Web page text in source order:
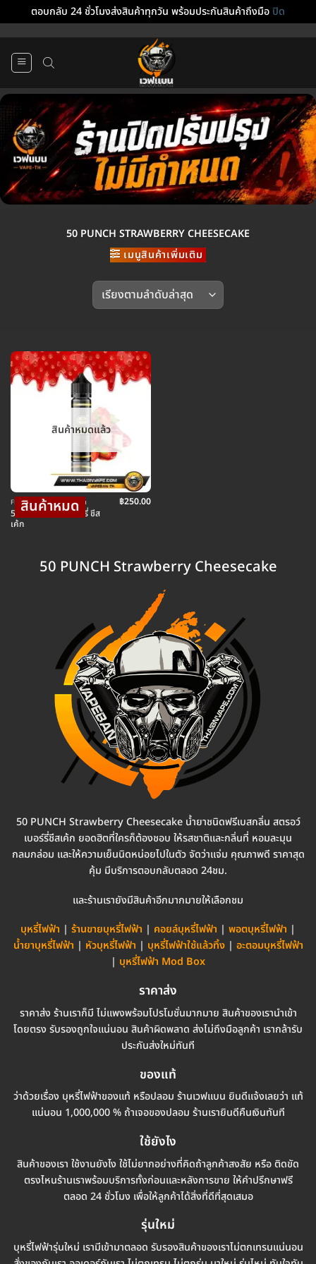
ตอบกลับ 24 ชั่วโมงส่งสินค้าทุกวัน พร้อมประกันสินค้าถึงมือปิด
50 PUNCH STRAWBERRY CHEESECAKE
เมนูสินค้าเพิ่มเติม
สินค้าหมดแล้ว
FREEBASE น้ำยาบุหรี่ไฟฟ้า
50 PUNCH สตอเบอรี่ ชีส
เค้ก
฿250.00
50 PUNCH Strawberry Cheesecake
50 PUNCH Strawberry Cheesecake น้ำยาชนิดฟรีเบสกลิ่น สตรอว์
เบอร์รี่ชีสเค้ก ยอดฮิตที่ใครก็ต้องชอบ ให้รสชาติและกลิ่นที่ หอมละมุน
กลมกล่อม และให้ความเย็นนิดหน่อยไปในตัว จัดว่าแจ่ม คุณภาพดี ราคาสุด
คุ้ม มีบริการตอบกลับตลอด 24ชม.
และร้านเรายังมีสินค้าอีกมากมายให้เลือกชม
บุหรี่ไฟฟ้า | ร้านขายบุหรี่ไฟฟ้า | คอยล์บุหรี่ไฟฟ้า | พอตบุหรี่ไฟฟ้า |
น้ำยาบุหรี่ไฟฟ้า | หัวบุหรี่ไฟฟ้า | บุหรี่ไฟฟ้าใช้แล้วทิ้ง| อะตอมบุหรี่ไฟฟ้า
| บุหรี่ไฟฟ้า Mod Box
ราคาส่ง
ราคาส่ง ร้านเราก็มี ไม่แพงพร้อมโปรโมชั่นมากมาย สินค้าของเรานำเข้า
โดยตรง รับรองถูกใจแน่นอน สินค้าผิดพลาด ส่งไม่ถึงมือลูกค้า เรากล้ารับ
ประกันส่งใหม่ทันที
ของแท้
ว่าด้วยเรื่อง บุหรี่ไฟฟ้าของแท้ หรือปลอม ร้านเวฟแบน ยินดีแจ้งเลยว่า แท้
แน่นอน 1,000,000 % ถ้าเจอของปลอม ร้านเรายินดีคืนเงินทันที
ใช้ยังไง
สินค้าของเรา ใช้งานยังไง ใช้ไม่ยากอย่างที่คิดถ้าลูกค้าสงสัย หรือ ติดขัด
ตรงไหนร้านเราพร้อมบริการทั้งก่อนและหลังการขาย ให้คำปรึกษาฟรี
ตลอด 24 ชั่วโมง เพื่อให้ลูกค้าได้สิ่งที่ดีที่สุดเสมอ
รุ่นใหม่
บุหรี่ไฟฟ้ารุ่นใหม่ เรามีเข้ามาตลอด รับรองสินค้าของเราไม่ตกเทรนแน่นอน